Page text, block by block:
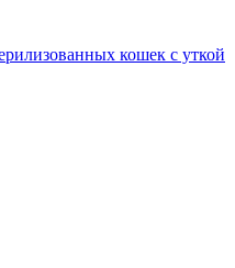
кошек с уткой